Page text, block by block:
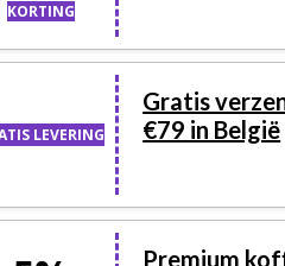
KORTING
LEVERING
Gratis
€79 in België
Premium